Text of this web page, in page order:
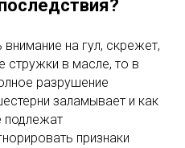
на гул, скрежет,
стружки в масле, то в
разрушение
заламывает и как
подлежат
признаки